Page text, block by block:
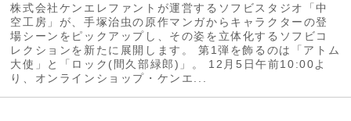
株式会社ケンエレファントが運営するソフビスタジオ「中
空工房」が、手塚治虫の原作マンガからキャラクターの登
場シーンをピックアップし、その姿を立体化するソフビコ
レクションを新たに展開します。 第1弾を飾るのは「アトム
大使」と「ロック(間久部緑郎)」。 12月5日午前10:00よ
り、オンラインショップ・ケンエ...